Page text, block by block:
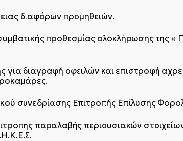
διαφόρων προμηθειών.
προθεσμίας ολοκλήρωσης της «
διαγραφή οφειλών και επιστροφή
συνεδρίασης Επιτροπής Επίλυσης
παραλαβής περιουσιακών